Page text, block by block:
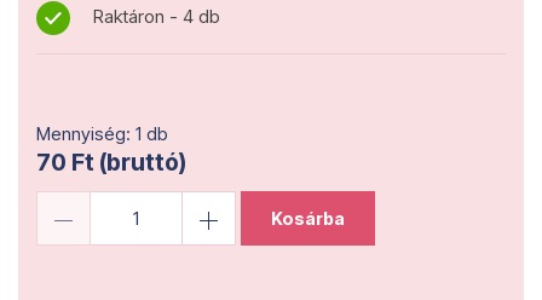
Raktáron - 4 db
Mennyiség: 1 db
70 Ft (bruttó)
Kosárba